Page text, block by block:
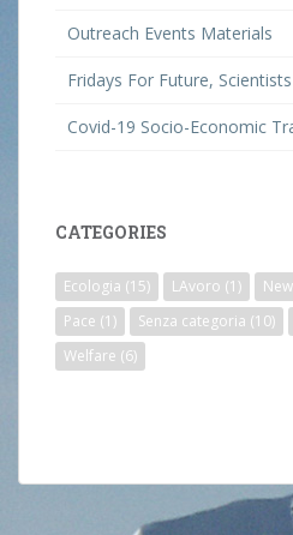
Outreach Events Materials
Fridays For Future,
Covid-19 Socio-Economic
CATEGORIES
Ecologia (15) LAvoro (1)
Pace (1) Senza categoria (10)
Welfare (6)